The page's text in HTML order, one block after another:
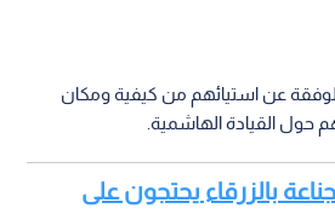
عن استيائهم من كيفية ومكان
حول القيادة الهاشمية.
جناعة بالزرقاء يحتجون على